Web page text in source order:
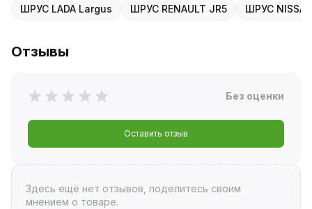
ШРУС LADA Largus ШРУС RENAULT JR5 ШРУС
Отзывы
Без оценки
Оставить отзыв
Здесь ещё нет отзывов, поделитесь своим
мнением о товаре.